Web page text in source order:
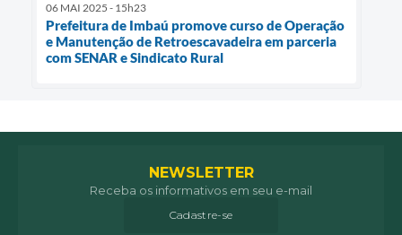
06 MAI 2025 - 15h23
Prefeitura de Imbaú promove curso de Operação
e Manutenção de Retroescavadeira em parceria
com SENAR e Sindicato Rural
NEWSLETTER
Receba os informativos em seu e-mail
Cadastre-se